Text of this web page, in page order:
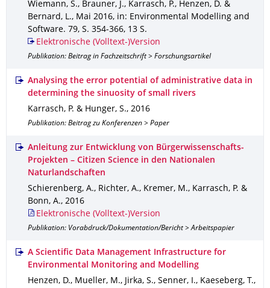
Wiemann, S., Brauner, J., Karrasch, P., Henzen, D. &
Bernard, L., Mai 2016, in: Environmental Modelling and
Software. 79, S. 354-366, 13 S.
Elektronische (Volltext-)Version
Publikation: Beitrag in Fachzeitschrift > Forschungsartikel
Analysing the error potential of administrative data in
determining the sinuosity of small rivers
Karrasch, P. & Hunger, S., 2016
Publikation: Beitrag zu Konferenzen > Paper
Anleitung zur Entwicklung von Bürgerwissenschafts-
Projekten – Citizen Science in den Nationalen
Naturlandschaften
Schierenberg, A., Richter, A., Kremer, M., Karrasch, P. &
Bonn, A., 2016
Elektronische (Volltext-)Version
Publikation: Vorabdruck/Dokumentation/Bericht > Arbeitspapier
A Scientific Data Management Infrastructure for
Environmental Monitoring and Modelling
Henzen, D., Mueller, M., Jirka, S., Senner, I., Kaeseberg, T.,